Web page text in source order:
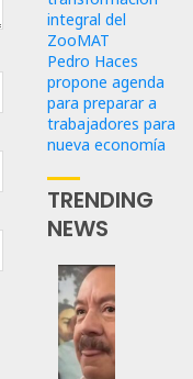
integral del
ZooMAT
Pedro Haces
propone agenda
para preparar a
trabajadores para
nueva economía
TRENDING
NEWS